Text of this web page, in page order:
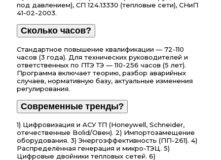
под давлением), СП 124.13330 (тепловые сети), СНиП
41-02-2003.
Сколько часов?
Стандартное повышение квалификации — 72-110
часов (3 года). Для технических руководителей и
ответственных по ПТЭ ТЭ — 110-256 часов (5 лет).
Программа включает теорию, разбор аварийных
случаев, нормативную базу, актуальные изменения
регулирования.
Современные тренды?
1) Цифровизация и АСУ ТП (Honeywell, Schneider,
отечественные Bolid/Овен). 2) Импортозамещение
оборудования. 3) Энергоэффективность (ПП-261). 4)
Распределённая генерация и микро-ТЭЦ. 5)
Цифровые двойники тепловых сетей. 6)